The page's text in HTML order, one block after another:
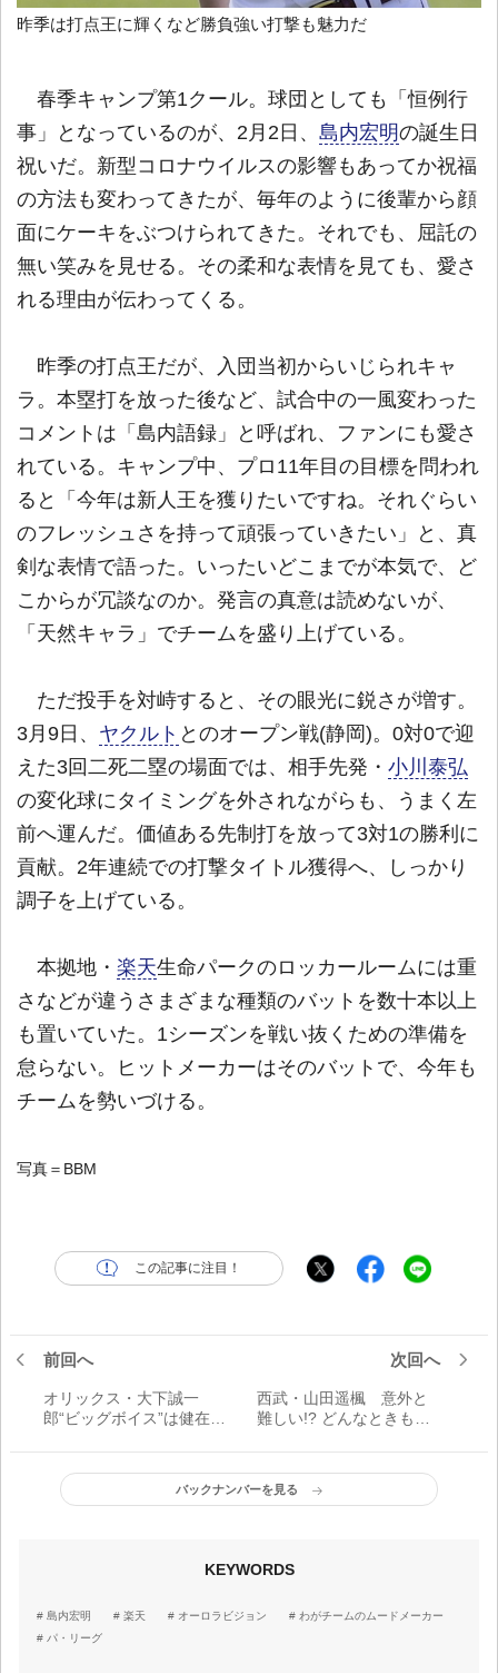
昨季は打点王に輝くなど勝負強い打撃も魅力だ
春季キャンプ第1クール。球団としても「恒例行
事」となっているのが、2月2日、 島内宏明の誕生日
祝いだ。新型コロナウイルスの影響もあってか祝福
の方法も変わってきたが、毎年のように後輩から顔
面にケーキをぶつけられてきた。それでも、屈託の
無い笑みを見せる。その柔和な表情を見ても、愛さ
れる理由が伝わってくる。
昨季の打点王だが、入団当初からいじられキャ
ラ。本塁打を放った後など、試合中の一風変わった
コメントは「島内語録」と呼ばれ、ファンにも愛さ
れている。キャンプ中、プロ11年目の目標を問われ
ると「今年は新人王を獲りたいですね。それぐらい
のフレッシュさを持って頑張っていきたい」と、真
剣な表情で語った。いったいどこまでが本気で、ど
こからが冗談なのか。発言の真意は読めないが、
「天然キャラ」でチームを盛り上げている。
ただ投手を対峙すると、その眼光に鋭さが増す。
3月9日、 ヤクルト とのオープン戦(静岡)。0対0で迎
えた3回二死二塁の場面では、相手先発・ 小川泰弘
の変化球にタイミングを外されながらも、うまく左
前へ運んだ。価値ある先制打を放って3対1の勝利に
貢献。2年連続での打撃タイトル獲得へ、しっかり
調子を上げている。
本拠地・ 楽天生命パークのロッカールームには重
さなどが違うさまざまな種類のバットを数十本以上
も置いていた。1シーズンを戦い抜くための準備を
怠らない。ヒットメーカーはそのバットで、今年も
チームを勢いづける。
写真＝BBM
この記事に注目！
前回へ
オリックス・大下誠一
郎“ビッグボイス”は健在
で声を出すのは普通」／
わがチームのムードメー
カー
次回へ
西武・山田遥楓 意外と
難しい!? どんなときも変
わがチームのムードメー
カー
バックナンバーを見る
KEYWORDS
島内宏明 楽天 オーロラビジョン
わがチームのムードメーカー
パ・リーグ